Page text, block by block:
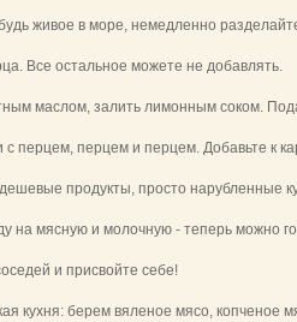
живое в море, немедленно
Все остальное можете не добавлять.
маслом, залить лимонным соком.
перцем, перцем и перцем. Добавьте к
продукты, просто нарубленные
на мясную и молочную - теперь можно
и присвойте себе!
кухня: берем вяленое мясо,